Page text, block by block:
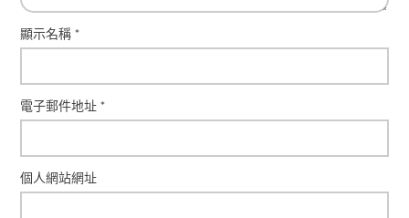
顯示名稱 *
電子郵件地址 *
個人網站網址